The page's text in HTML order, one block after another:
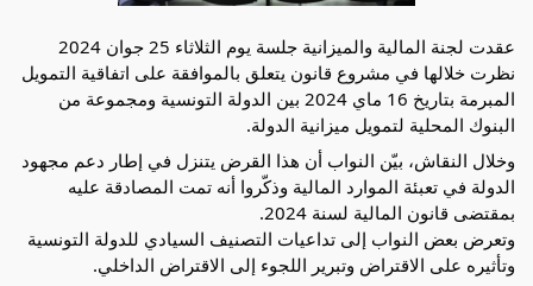
عقدت لجنة المالية والميزانية جلسة يوم الثلاثاء 25 جوان 2024
نظرت خلالها في مشروع قانون يتعلق بالموافقة على اتفاقية التمويل
المبرمة بتاريخ 16 ماي 2024 بين الدولة التونسية ومجموعة من
البنوك المحلية لتمويل ميزانية الدولة.
وخلال النقاش، بيّن النواب أن هذا القرض يتنزل في إطار دعم مجهود
الدولة في تعبئة الموارد المالية وذكّروا أنه تمت المصادقة عليه
بمقتضى قانون المالية لسنة 2024.
وتعرض بعض النواب إلى تداعيات التصنيف السيادي للدولة التونسية
وتأثيره على الاقتراض وتبرير اللجوء إلى الاقتراض الداخلي.